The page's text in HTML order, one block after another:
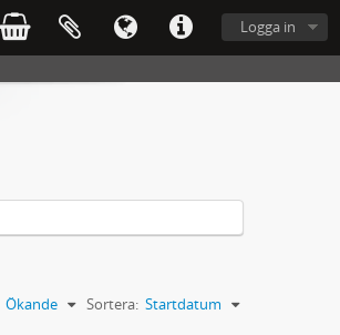
Logga in
Sortera: Startdatum
Ökande